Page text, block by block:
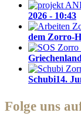
2026 - 10:43
dem Zorro-
Schubi14.
Folge uns